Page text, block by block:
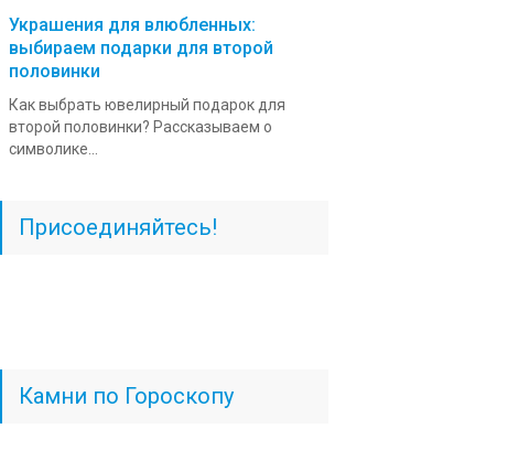
Украшения для влюбленных:
выбираем подарки для второй
половинки
Как выбрать ювелирный подарок для
второй половинки? Рассказываем о
символике...
Присоединяйтесь!
Камни по Гороскопу